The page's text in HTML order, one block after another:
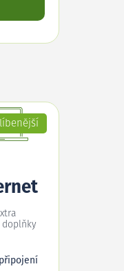
doplňky